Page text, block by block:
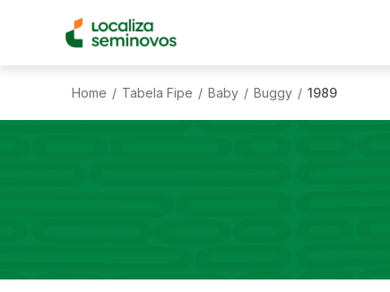
Home / Tabela Fipe / Baby / Buggy / 1989